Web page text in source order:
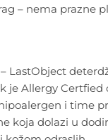
– nema prazne
LastObject
je Allergy Certfied
i time
koja dolazi u